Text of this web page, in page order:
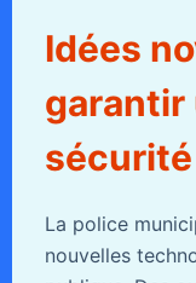
Idées
garantir
sécurité
La police
nouvelles